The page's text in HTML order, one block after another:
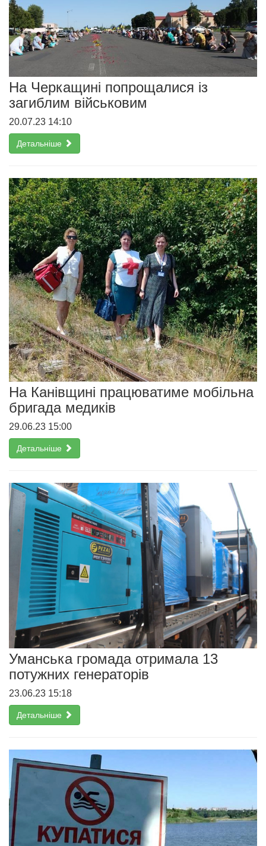
На Черкащині попрощалися із
загиблим військовим
20.07.23 14:10
Детальніше
На Канівщині працюватиме мобільна
бригада медиків
29.06.23 15:00
Детальніше
Уманська громада отримала 13
потужних генераторів
23.06.23 15:18
Детальніше